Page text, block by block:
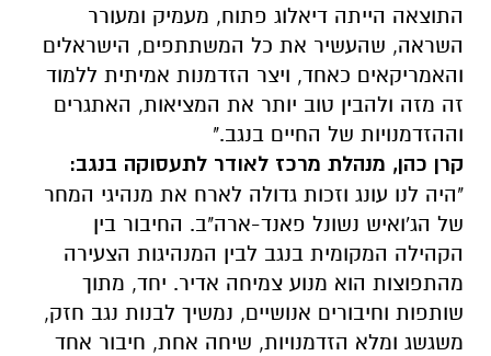
התוצאה הייתה דיאלוג פתוח, מעמיק ומעורר
השראה, שהעשיר את כל המשתתפים, הישראלים
והאמריקאים כאחד, ויצר הזדמנות אמיתית ללמוד
זה מזה ולהבין טוב יותר את המציאות, האתגרים
וההזדמנויות של החיים בנגב."
קרן כהן, מנהלת מרכז לאודר לתעסוקה בנגב:
"היה לנו עונג וזכות גדולה לארח את מנהיגי המחר
של הג'ואיש נשונל פאנד-ארה"ב. החיבור בין
הקהילה המקומית בנגב לבין המנהיגות הצעירה
מהתפוצות הוא מנוע צמיחה אדיר. יחד, מתוך
שותפות וחיבורים אנושיים, נמשיך לבנות נגב חזק,
משגשג ומלא הזדמנויות, שיחה אחת, חיבור אחד